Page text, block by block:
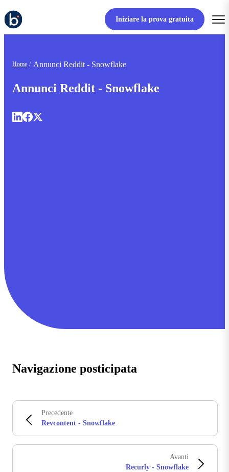
Iniziare la prova gratuita
Home Annunci Reddit - Snowflake
Annunci Reddit - Snowflake
Navigazione posticipata
Precedente
Revcontent - Snowflake
Avanti
Recurly - Snowflake